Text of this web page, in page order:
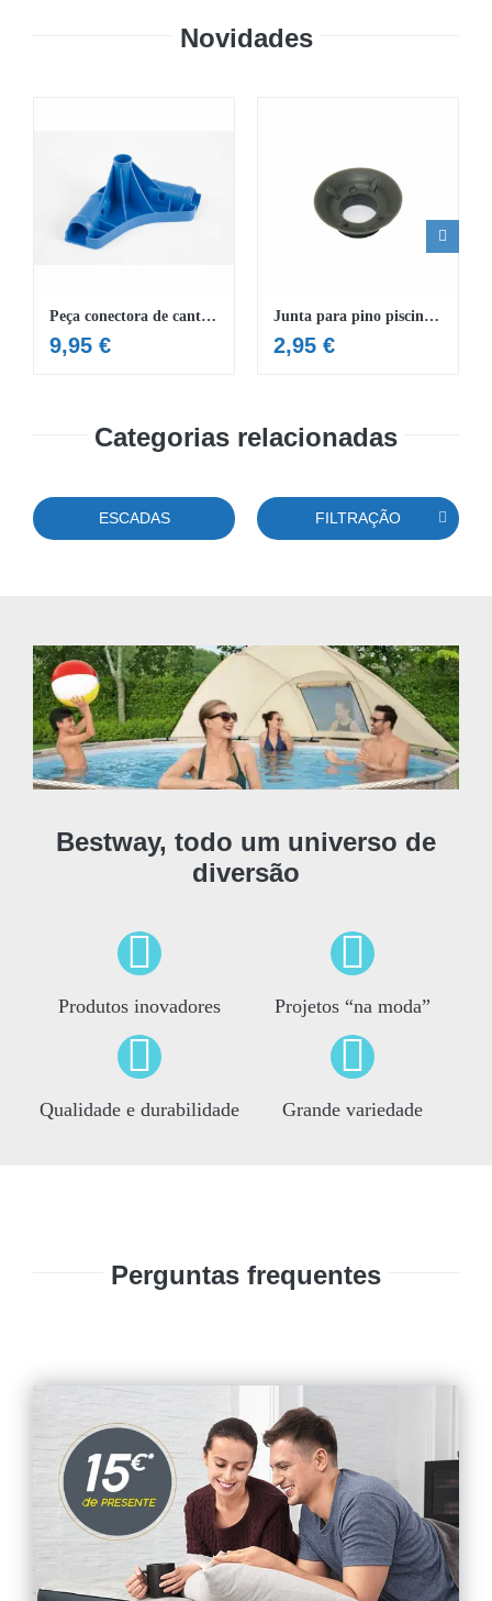
Novidades
Peça conectora de canto piscina Splash Frame
9,95 €
Junta para pino piscinas redondas Steel Pro MAX™ e Power Steel™
2,95 €
Categorias relacionadas
ESCADAS FILTRAÇÃO
Bestway, todo um universo de
diversão
Produtos inovadores Projetos “na moda”
Qualidade e durabilidade Grande variedade
Perguntas frequentes